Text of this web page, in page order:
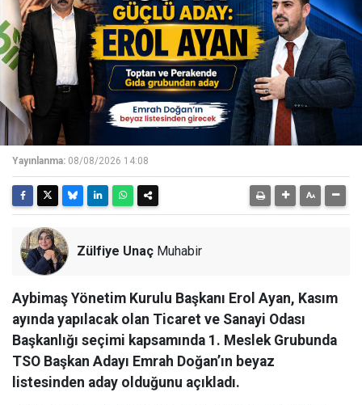
Yayınlanma: 08/08/2026 14:08
Zülfiye Unaç Muhabir
Aybimaş Yönetim Kurulu Başkanı Erol Ayan, Kasım
ayında yapılacak olan Ticaret ve Sanayi Odası
Başkanlığı seçimi kapsamında 1. Meslek Grubunda
TSO Başkan Adayı Emrah Doğan’ın beyaz
listesinden aday olduğunu açıkladı.